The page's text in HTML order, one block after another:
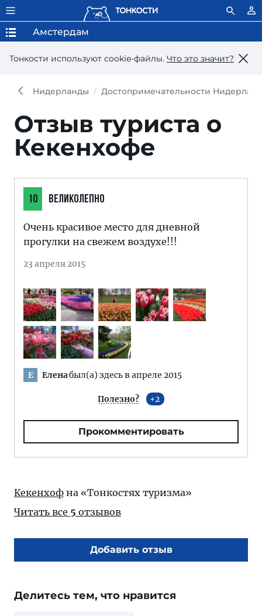
Тонкости используют сookie-файлы. Что это значит?
Амстердам
Нидерланды Достопримечательности
Отзыв туриста о
Кекенхофе
10 ВЕЛИКОЛЕПНО
Очень красивое место для дневной
прогулки на свежем воздухе!!!
23 апреля 2015
Е Еленабыл(а) здесь в апреле 2015
Полезно? 2
Прокомментировать
Кекенхоф на «Тонкостях туризма»
Читать все 5 отзывов
Добавить отзыв
Делитесь тем, что нравится